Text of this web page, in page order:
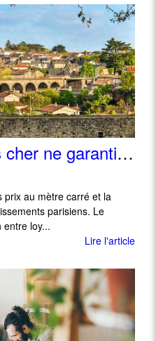
À Paris, payer plus cher ne garantit pas un air plus sain
prix au mètre carré et la
parisiens. Le
loy...
Lire l'article